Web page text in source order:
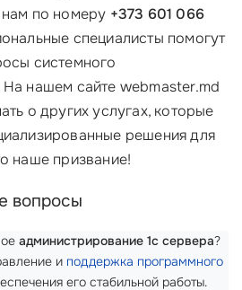
по номеру +373 601 066
специалисты помогут
системного
нашем сайте webmaster.md
о других услугах, которые
решения для
наше призвание!
вопросы
администрирование 1с сервера?
и поддержка программного
его стабильной работы.